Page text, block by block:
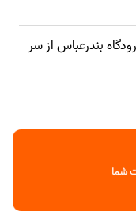
سیاسی
فرماندار
را
بندرعباس از سر